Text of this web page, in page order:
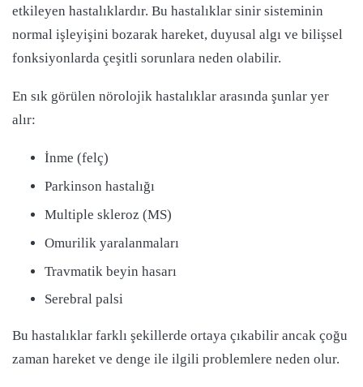
etkileyen hastalıklardır. Bu hastalıklar sinir sisteminin
normal işleyişini bozarak hareket, duyusal algı ve bilişsel
fonksiyonlarda çeşitli sorunlara neden olabilir.
En sık görülen nörolojik hastalıklar arasında şunlar yer
alır:
İnme (felç)
Parkinson hastalığı
Multiple skleroz (MS)
Omurilik yaralanmaları
Travmatik beyin hasarı
Serebral palsi
Bu hastalıklar farklı şekillerde ortaya çıkabilir ancak çoğu
zaman hareket ve denge ile ilgili problemlere neden olur.